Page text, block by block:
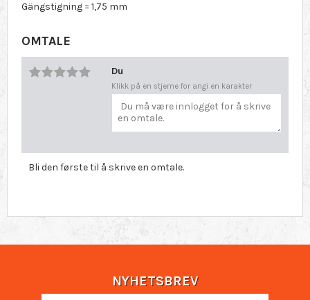
Gängstigning = 1,75 mm
OMTALE
Du
Klikk på en stjerne for angi en karakter
Bli den første til å skrive en omtale.
NYHETSBREV